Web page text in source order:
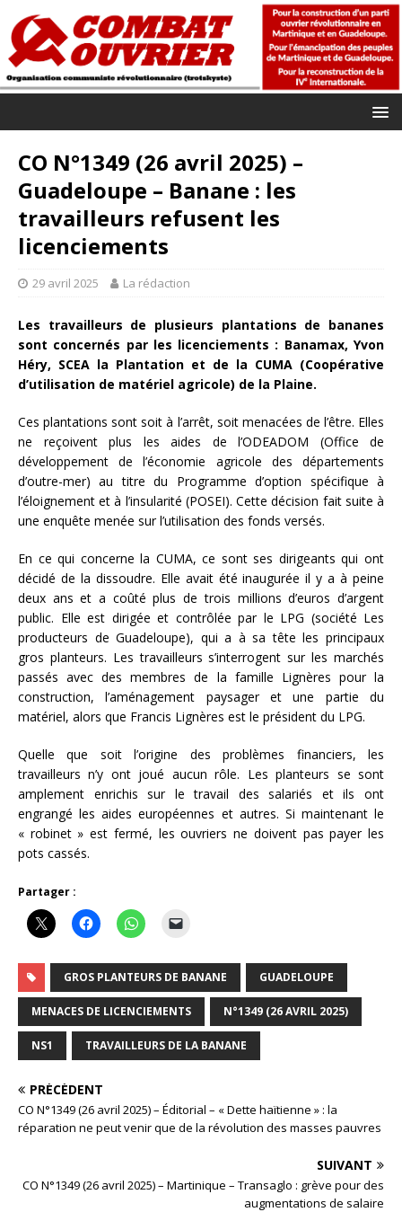
CO N°1349 (26 avril 2025) –
Guadeloupe – Banane : les
travailleurs refusent les
licenciements
29 avril 2025 La rédaction
Les travailleurs de plusieurs plantations de bananes
sont concernés par les licenciements : Banamax, Yvon
Héry, SCEA la Plantation et de la CUMA (Coopérative
d’utilisation de matériel agricole) de la Plaine.
Ces plantations sont soit à l’arrêt, soit menacées de l’être. Elles
ne reçoivent plus les aides de l’ODEADOM (Office de
développement de l’économie agricole des départements
d’outre-mer) au titre du Programme d’option spécifique à
l’éloignement et à l’insularité (POSEI). Cette décision fait suite à
une enquête menée sur l’utilisation des fonds versés.
En ce qui concerne la CUMA, ce sont ses dirigeants qui ont
décidé de la dissoudre. Elle avait été inaugurée il y a à peine
deux ans et a coûté plus de trois millions d’euros d’argent
public. Elle est dirigée et contrôlée par le LPG (société Les
producteurs de Guadeloupe), qui a à sa tête les principaux
gros planteurs. Les travailleurs s’interrogent sur les marchés
passés avec des membres de la famille Lignères pour la
construction, l’aménagement paysager et une partie du
matériel, alors que Francis Lignères est le président du LPG.
Quelle que soit l’origine des problèmes financiers, les
travailleurs n’y ont joué aucun rôle. Les planteurs se sont
amplement enrichis sur le travail des salariés et ils ont
engrangé les aides européennes et autres. Si maintenant le
« robinet » est fermé, les ouvriers ne doivent pas payer les
pots cassés.
Partager :
GROS PLANTEURS DE BANANE GUADELOUPE
MENACES DE LICENCIEMENTS N°1349 (26 AVRIL 2025)
NS1 TRAVAILLEURS DE LA BANANE
PRÉCÉDENT
CO N°1349 (26 avril 2025) – Éditorial – « Dette haïtienne » : la
réparation ne peut venir que de la révolution des masses pauvres
SUIVANT
CO N°1349 (26 avril 2025) – Martinique – Transaglo : grève pour des
augmentations de salaire